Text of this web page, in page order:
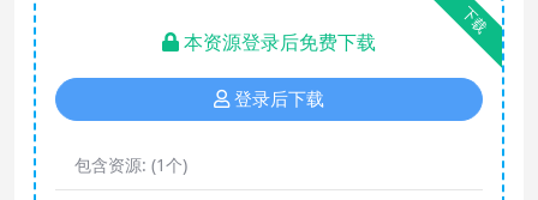
下载
本资源登录后免费下载
登录后下载
包含资源: (1个)